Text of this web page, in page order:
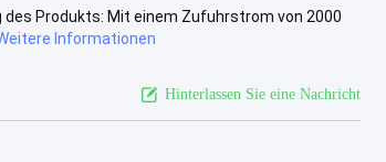
Produkts: Mit einem Zufuhrstrom von 2000
Informationen
Hinterlassen Sie eine Nachricht